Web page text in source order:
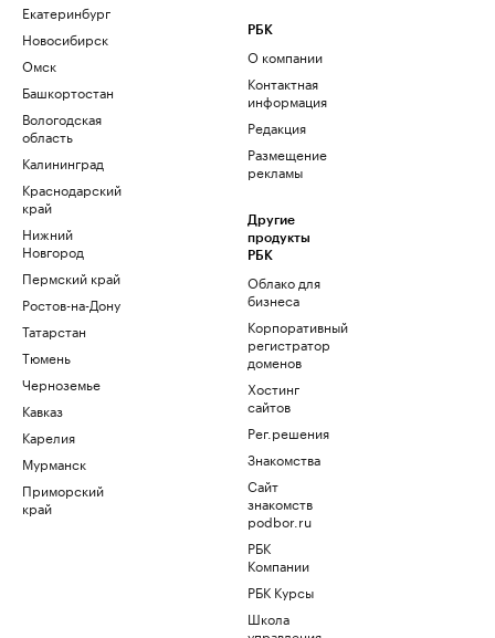
Екатеринбург
Новосибирск
Омск
Башкортостан
Вологодская
область
Калининград
Краснодарский
край
Нижний
Новгород
Пермский край
Ростов-на-Дону
Татарстан
Тюмень
Черноземье
Кавказ
Карелия
Мурманск
Приморский
край
РБК
О компании
Контактная
информация
Редакция
Размещение
рекламы
Другие
продукты
РБК
Облако для
бизнеса
Корпоративный
регистратор
доменов
Хостинг
сайтов
Рег.решения
Знакомства
Сайт
знакомств
podbor.ru
РБК
Компании
РБК Курсы
Школа